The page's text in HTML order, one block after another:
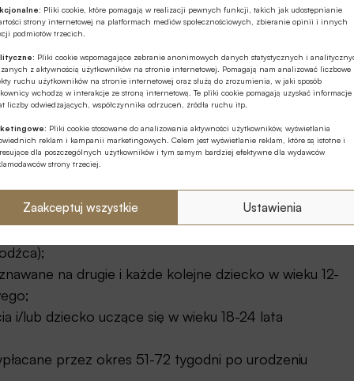
Pliki cookie, które pomagają w realizacji pewnych funkcji, takich jak udostępnianie
strony internetowej na platformach mediów społecznościowych, zbieranie opinii i innych
podmiotów trzecich.
Pliki cookie wspomagające zebranie anonimowych danych statystycznych i
z aktywnością użytkowników na stronie internetowej. Pomagają nam analizować liczbowe
ruchu użytkowników na stronie internetowej oraz służą do zrozumienia, w jaki sposób
wchodzą w interakcje ze stroną internetową. Te pliki cookie pomagają uzyskać informacje
liczby odwiedzających, współczynnika odrzuceń, źródła ruchu itp.
Pliki cookie stosowane do analizowania aktywności użytkowników, wyświetlania
reklam i kampanii marketingowych. Celem jest wyświetlanie reklam, które są istotne i
dla poszczególnych użytkowników i tym samym bardziej efektywne dla wydawców
strony trzeciej.
Zaakceptuj wszystkie Ustawienia
osoby z Ukrainy chcące zatrzymać się przez jakiś
im świadczeń, zasiłków i dopłat
rachunek bankowy. Lista tych świadczeń stale
uchodźcom po otrzymaniu numeru
samych zasadach jak polskim obywatelom – na
w wysokości 300 zł (przyznawane każdemu
na drugie i każde kolejne dziecko w wieku 12-
i/lub dziecko uczące się w wieku 18-24 lata
przez okres 51-72 tygodni po urodzeniu